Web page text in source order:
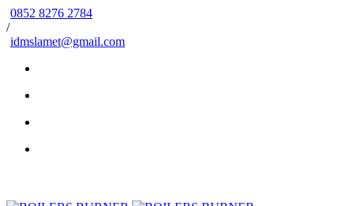
0852 8276 2784
/
idmslamet@gmail.com